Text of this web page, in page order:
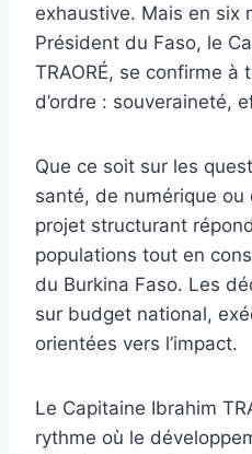
exhaustive. Mais en six
Président du Faso, le
TRAORÉ, se confirme à
d’ordre : souveraineté,
Que ce soit sur les
santé, de numérique
projet structurant
populations tout en
du Burkina Faso. Les
sur budget national,
orientées vers l’impact.
Le Capitaine Ibrahim
rythme où le